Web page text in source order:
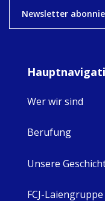
8 4
Newsletter
Wer wir sind
Berufung
Unsere
FCJ-Laiengruppe